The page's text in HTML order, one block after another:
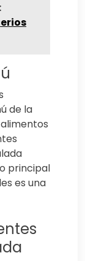
de la
principal
es una